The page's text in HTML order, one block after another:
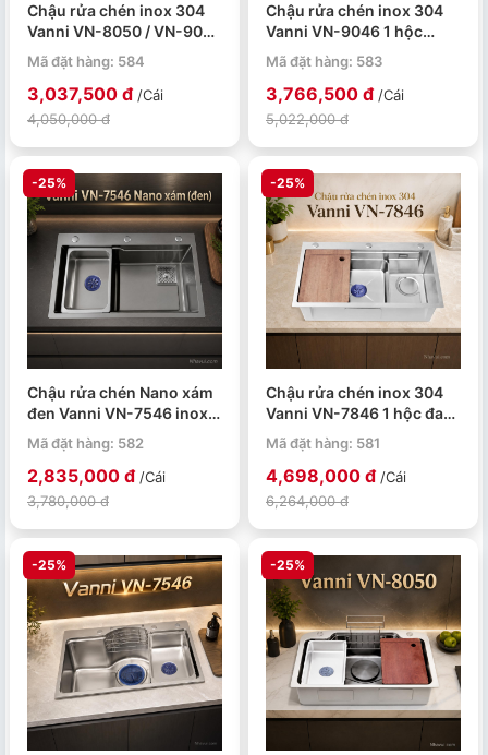
Chậu rửa chén inox 304
Vanni VN-8050 / VN-9050
1 hộc có khay ráo
Mã đặt hàng: 584
3,037,500 đ /Cái
4,050,000 đ
Chậu rửa chén inox 304
Vanni VN-9046 1 hộc
900x460x230mm
Mã đặt hàng: 583
3,766,500 đ /Cái
5,022,000 đ
-25%
Chậu rửa chén Nano xám
đen Vanni VN-7546 inox
304 750x460x230mm
Mã đặt hàng: 582
2,835,000 đ /Cái
3,780,000 đ
-25%
Chậu rửa chén inox 304
Vanni VN-7846 1 hộc đa
năng 780x460x230mm
Mã đặt hàng: 581
4,698,000 đ /Cái
6,264,000 đ
-25% -25%